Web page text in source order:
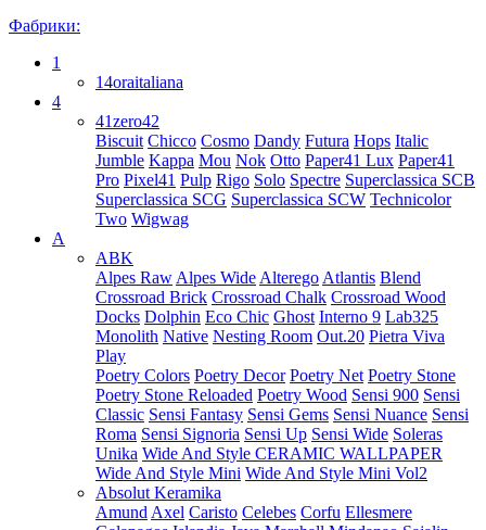
Фабрики:
1
14oraitaliana
4
41zero42
Biscuit Chicco Cosmo Dandy Futura Hops Italic
Jumble Kappa Mou Nok Otto Paper41 Lux Paper41
Pro Pixel41 Pulp Rigo Solo Spectre Superclassica SCB
Superclassica SCG Superclassica SCW Technicolor
Two Wigwag
A
ABK
Alpes Raw Alpes Wide Alterego Atlantis Blend
Crossroad Brick Crossroad Chalk Crossroad Wood
Docks Dolphin Eco Chic Ghost Interno 9 Lab325
Monolith Native Nesting Room Out.20 Pietra Viva
Play
Poetry Colors Poetry Decor Poetry Net Poetry Stone
Poetry Stone Reloaded Poetry Wood Sensi 900 Sensi
Classic Sensi Fantasy Sensi Gems Sensi Nuance Sensi
Roma Sensi Signoria Sensi Up Sensi Wide Soleras
Unika Wide And Style CERAMIC WALLPAPER
Wide And Style Mini Wide And Style Mini Vol2
Absolut Keramika
Amund Axel Caristo Celebes Corfu Ellesmere